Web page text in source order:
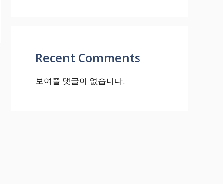
Recent Comments
보여줄 댓글이 없습니다.